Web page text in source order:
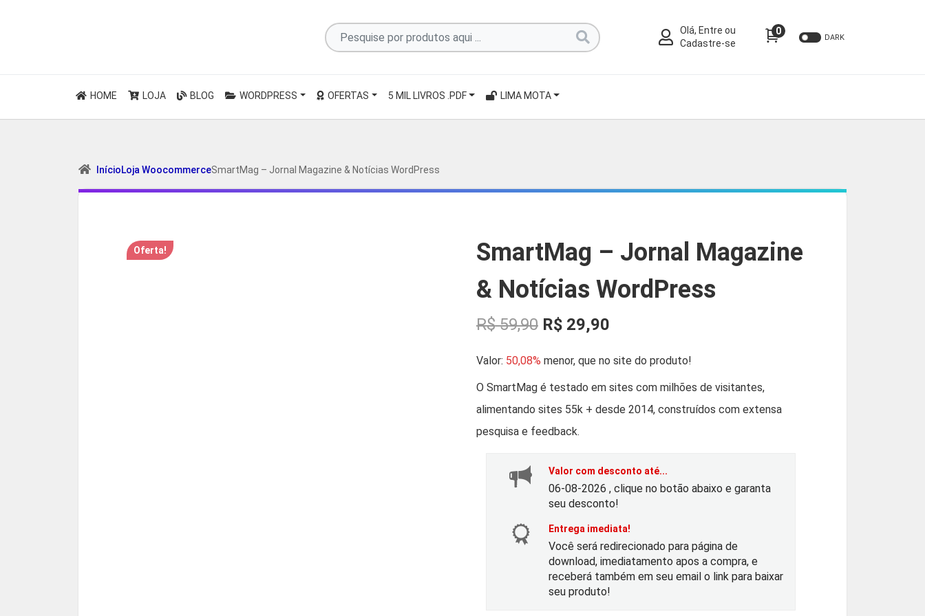
Pesquise
por
Olá, Entre ou
Cadastre-se
0
DARK
HOME LOJA BLOG WORDPRESS OFERTAS 5 MIL LIVROS .PDF LIMA MOTA
InícioLoja WoocommerceSmartMag – Jornal Magazine & Notícias WordPress
Oferta!
SmartMag – Jornal Magazine
& Notícias WordPress
R$59,90 O
p
r
o
o
R$29,90O
p
r
o
a
t
u
Valor: 50,08% menor, que no site do produto!
O SmartMag é testado em sites com milhões de visitantes,
alimentando sites 55k + desde 2014, construídos com extensa
pesquisa e feedback.
Valor com desconto até...
06-08-2026 , clique no botão abaixo e garanta
seu desconto!
Entrega imediata!
Você será redirecionado para página de
download, imediatamento apos a compra, e
receberá também em seu email o link para baixar
seu produto!